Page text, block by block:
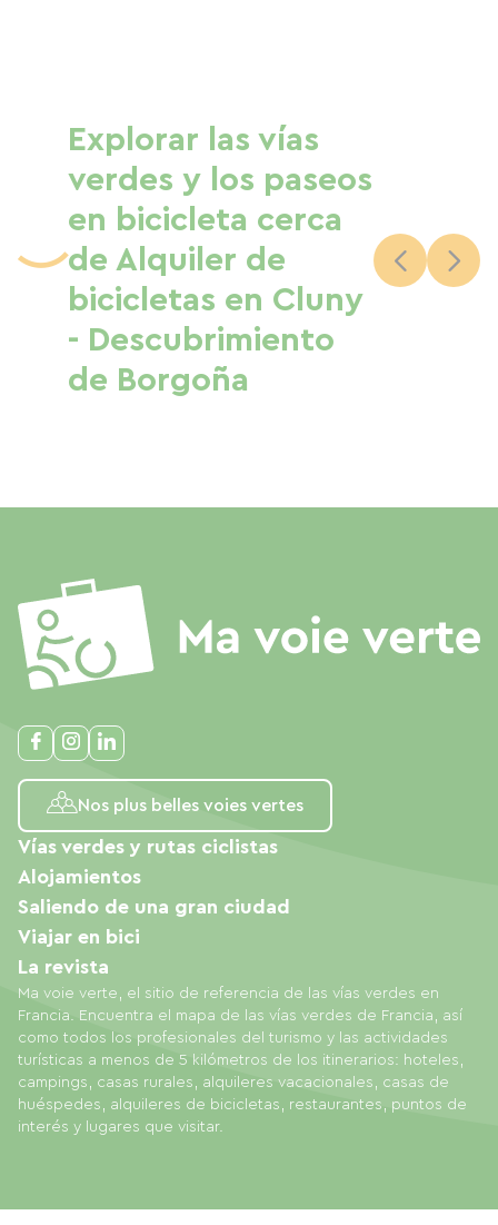
Explorar las vías
verdes y los paseos
en bicicleta cerca
de Alquiler de
bicicletas en Cluny
- Descubrimiento
de Borgoña
Nos plus belles voies vertes
Ma voie verte, el sitio de referencia de las vías verdes en
Francia. Encuentra el mapa de las vías verdes de Francia, así
como todos los profesionales del turismo y las actividades
turísticas a menos de 5 kilómetros de los itinerarios: hoteles,
campings, casas rurales, alquileres vacacionales, casas de
huéspedes, alquileres de bicicletas, restaurantes, puntos de
interés y lugares que visitar.
Vías verdes y rutas ciclistas
Alojamientos
Saliendo de una gran ciudad
Viajar en bici
La revista